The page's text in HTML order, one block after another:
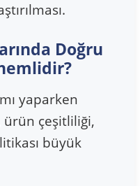
Doğru
yaparken
çeşitliliği,
büyük